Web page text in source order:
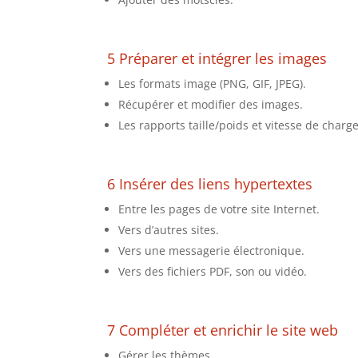
5 Préparer et intégrer les images
Les formats image (PNG, GIF, JPEG).
Récupérer et modifier des images.
Les rapports taille/poids et vitesse de
6 Insérer des liens hypertextes
Entre les pages de votre site Internet.
Vers d’autres sites.
Vers une messagerie électronique.
Vers des fichiers PDF, son ou vidéo.
7 Compléter et enrichir le site web